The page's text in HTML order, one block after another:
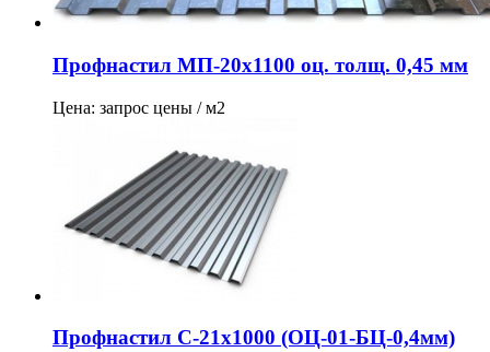
Профнастил МП-20х1100 оц. толщ. 0,45 мм
Цена: запрос цены / м2
Профнастил С-21х1000 (ОЦ-01-БЦ-0,4мм)